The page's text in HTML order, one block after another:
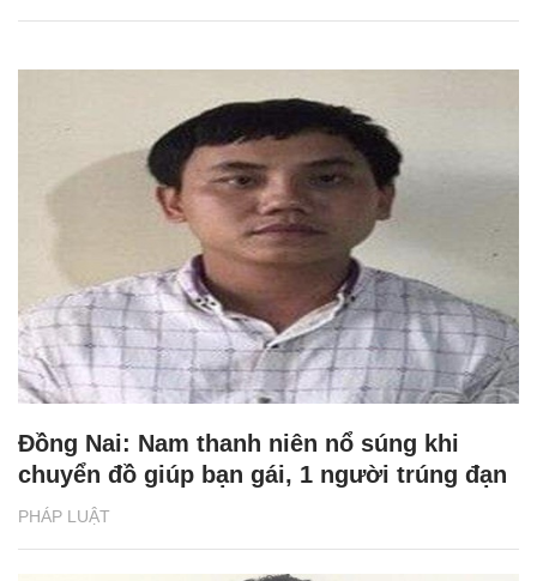
PHÁP LUẬT
Đồng Nai: Nam thanh niên nổ súng khi
chuyển đồ giúp bạn gái, 1 người trúng đạn